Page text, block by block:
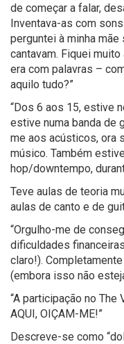
de começar a falar,
Inventava-as com
perguntei à minha
cantavam. Fiquei
era com palavras –
aquilo tudo?”
“Dos 6 aos 15, estive
estive numa banda de
me aos acústicos, ora
músico. Também
hop/downtempo,
Teve aulas de teoria
aulas de canto e de
“Orgulho-me de
dificuldades
claro!).
(embora isso não
“A participação no The
AQUI, OIÇAM-ME!”
Descreve-se como